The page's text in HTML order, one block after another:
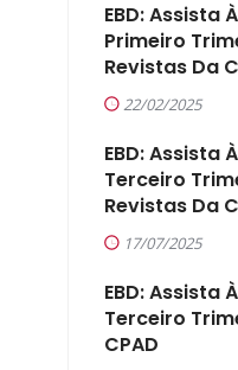
EBD: Assista
Primeiro
Revistas Da
22/02/2025
EBD: Assista
Terceiro
Revistas Da
17/07/2025
EBD: Assista
Terceiro
CPAD